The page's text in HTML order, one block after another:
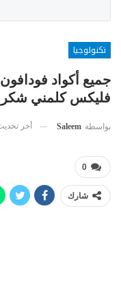
تكنولوجيا
فليكس كلمني شكرا
بواسطة Saleem أخر
0
شارك